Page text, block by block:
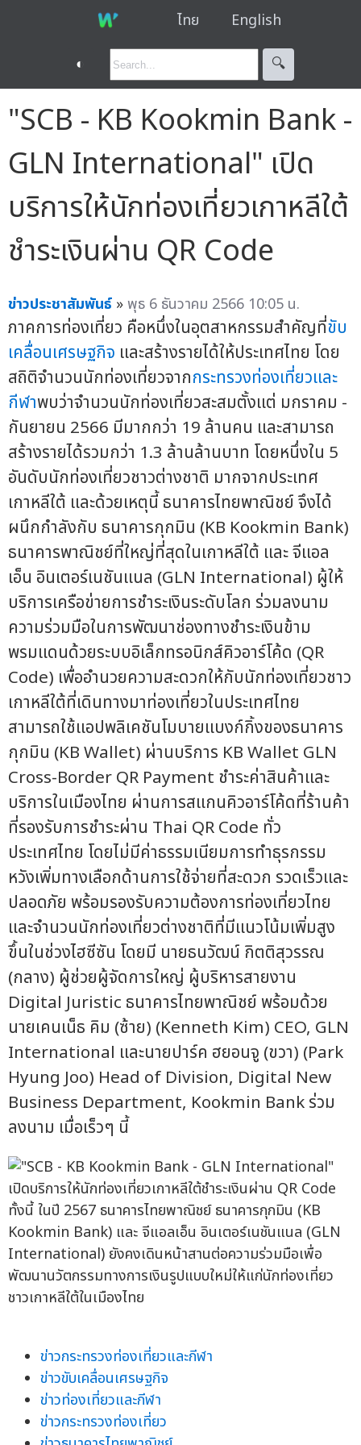
ไทย English
◐ 🔍︎
"SCB - KB Kookmin Bank -
GLN International" เปิด
บริการให้นักท่องเที่ยวเกาหลีใต้
ชำระเงินผ่าน QR Code
ข่าวประชาสัมพันธ์ »พุธ 6 ธันวาคม 2566 10:05 น.
ภาคการท่องเที่ยว คือหนึ่งในอุตสาหกรรมสำคัญที่ขับ
เคลื่อนเศรษฐกิจ และสร้างรายได้ให้ประเทศไทย โดย
สถิติจำนวนนักท่องเที่ยวจากกระทรวงท่องเที่ยวและ
กีฬาพบว่าจำนวนนักท่องเที่ยวสะสมตั้งแต่ มกราคม -
กันยายน 2566 มีมากกว่า 19 ล้านคน และสามารถ
สร้างรายได้รวมกว่า 1.3 ล้านล้านบาท โดยหนึ่งใน 5
อันดับนักท่องเที่ยวชาวต่างชาติ มากจากประเทศ
เกาหลีใต้ และด้วยเหตุนี้ ธนาคารไทยพาณิชย์ จึงได้
ผนึกกำลังกับ ธนาคารกุกมิน (KB Kookmin Bank)
ธนาคารพาณิชย์ที่ใหญ่ที่สุดในเกาหลีใต้ และ จีแอล
เอ็น อินเตอร์เนชันแนล (GLN International) ผู้ให้
บริการเครือข่ายการชำระเงินระดับโลก ร่วมลงนาม
ความร่วมมือในการพัฒนาช่องทางชำระเงินข้าม
พรมแดนด้วยระบบอิเล็กทรอนิกส์คิวอาร์โค้ด (QR
Code) เพื่ออำนวยความสะดวกให้กับนักท่องเที่ยวชาว
เกาหลีใต้ที่เดินทางมาท่องเที่ยวในประเทศไทย
สามารถใช้แอปพลิเคชันโมบายแบงก์กิ้งของธนาคาร
กุกมิน (KB Wallet) ผ่านบริการ KB Wallet GLN
Cross-Border QR Payment ชำระค่าสินค้าและ
บริการในเมืองไทย ผ่านการสแกนคิวอาร์โค้ดที่ร้านค้า
ที่รองรับการชำระผ่าน Thai QR Code ทั่ว
ประเทศไทย โดยไม่มีค่าธรรมเนียมการทำธุรกรรม
หวังเพิ่มทางเลือกด้านการใช้จ่ายที่สะดวก รวดเร็วและ
ปลอดภัย พร้อมรองรับความต้องการท่องเที่ยวไทย
และจำนวนนักท่องเที่ยวต่างชาติที่มีแนวโน้มเพิ่มสูง
ขึ้นในช่วงไฮซีซัน โดยมี นายธนวัฒน์ กิตติสุวรรณ
(กลาง) ผู้ช่วยผู้จัดการใหญ่ ผู้บริหารสายงาน
Digital Juristic ธนาคารไทยพาณิชย์ พร้อมด้วย
นายเคนเน็ธ คิม (ซ้าย) (Kenneth Kim) CEO, GLN
International และนายปาร์ค ฮยอนจู (ขวา) (Park
Hyung Joo) Head of Division, Digital New
Business Department, Kookmin Bank ร่วม
ลงนาม เมื่อเร็วๆ นี้
ทั้งนี้ ในปี 2567 ธนาคารไทยพาณิชย์ ธนาคารกุกมิน (KB
Kookmin Bank) และ จีแอลเอ็น อินเตอร์เนชันแนล (GLN
International) ยังคงเดินหน้าสานต่อความร่วมมือเพื่อ
พัฒนานวัตกรรมทางการเงินรูปแบบใหม่ให้แก่นักท่องเที่ยว
ชาวเกาหลีใต้ในเมืองไทย
ข่าวกระทรวงท่องเที่ยวและกีฬา
ข่าวขับเคลื่อนเศรษฐกิจ
ข่าวท่องเที่ยวและกีฬา
ข่าวกระทรวงท่องเที่ยว